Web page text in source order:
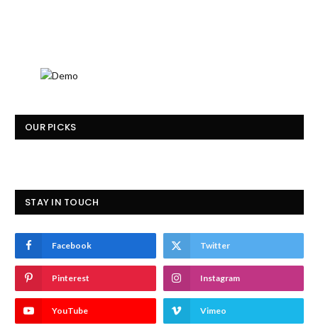
OUR PICKS
STAY IN TOUCH
Facebook Twitter
Pinterest Instagram
YouTube Vimeo